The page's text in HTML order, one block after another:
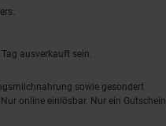
ausverkauft sein.
sowie gesondert
online einlösbar. Nur ein